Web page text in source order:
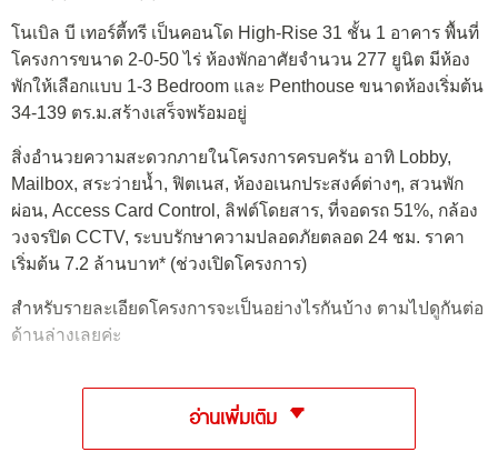
โนเบิล บี เทอร์ตี้ทรี เป็นคอนโด High-Rise 31 ชั้น 1 อาคาร พื้นที่
โครงการขนาด 2-0-50 ไร่ ห้องพักอาศัยจำนวน 277 ยูนิต มีห้อง
พักให้เลือกแบบ 1-3 Bedroom และ Penthouse ขนาดห้องเริ่มต้น
34-139 ตร.ม.สร้างเสร็จพร้อมอยู่
สิ่งอำนวยความสะดวกภายในโครงการครบครัน อาทิ Lobby,
Mailbox, สระว่ายน้ำ, ฟิตเนส, ห้องอเนกประสงค์ต่างๆ, สวนพัก
ผ่อน, Access Card Control, ลิฟต์โดยสาร, ที่จอดรถ 51%, กล้อง
วงจรปิด CCTV, ระบบรักษาความปลอดภัยตลอด 24 ชม. ราคา
เริ่มต้น 7.2 ล้านบาท* (ช่วงเปิดโครงการ)
สำหรับรายละเอียดโครงการจะเป็นอย่างไรกันบ้าง ตามไปดูกันต่อ
ด้านล่างเลยค่ะ
อ่านเพิ่มเติม